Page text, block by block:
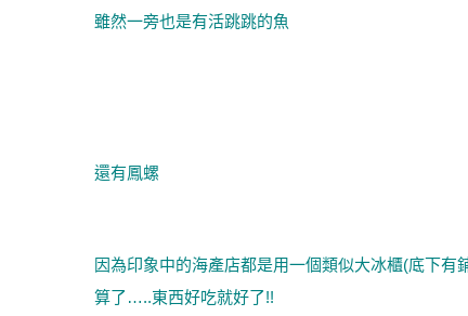
雖然一旁也是有活跳跳的魚
還有鳳螺
因為印象中的海產店都是用一個類似大冰櫃(底下有
算了…..東西好吃就好了!!